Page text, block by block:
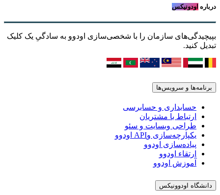
درباره اودونیکس
بپیچیدگی‌های سازمان را با شخصی‌سازی اودوو به سادگیِ یک کلیک
تبدیل کنید.
برنامه‌ها و سرویس‌ها
حسابداری و حسابرسی
ارتباط با مشتریان
طراحی وبسایت و سئو
یکپارچه‌سازی وAPI اودوو
پیاده‌سازی اودوو
ارتقاء اودوو
آموزش اودوو
دانشگاه اودوونیکس